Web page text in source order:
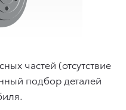
частей (отсутствие
подбор деталей